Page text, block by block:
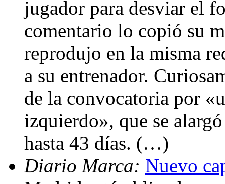
jugador para desviar el
comentario lo copió su
reprodujo en la misma
a su entrenador.
de la convocatoria por
izquierdo», que se
hasta 43 días. (…)
Diario Marca: Nuevo